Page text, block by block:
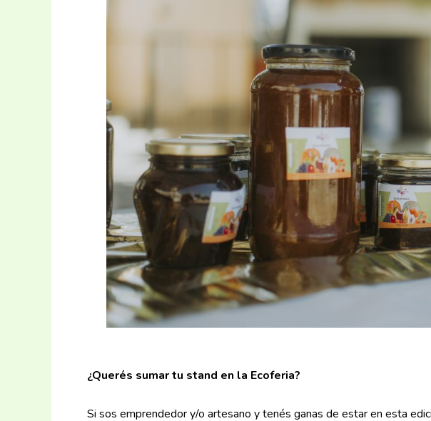
¿Querés sumar tu stand en la Ecoferia?
Si sos emprendedor y/o artesano y tenés ganas de estar en esta